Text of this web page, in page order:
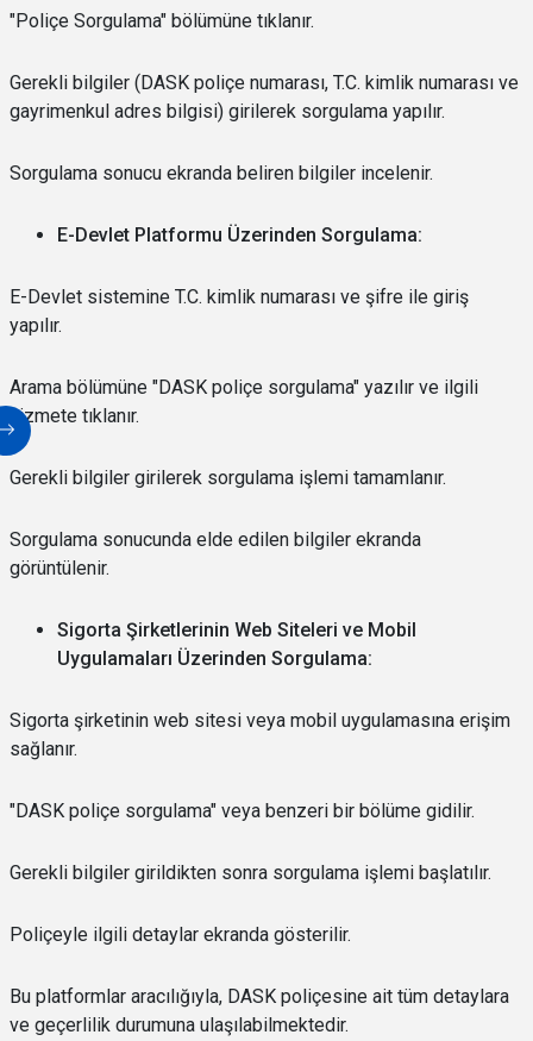
"Poliçe Sorgulama" bölümüne tıklanır.
Gerekli bilgiler (DASK poliçe numarası, T.C. kimlik numarası ve
gayrimenkul adres bilgisi) girilerek sorgulama yapılır.
Sorgulama sonucu ekranda beliren bilgiler incelenir.
E-Devlet Platformu Üzerinden Sorgulama:
E-Devlet sistemine T.C. kimlik numarası ve şifre ile giriş
yapılır.
Arama bölümüne "DASK poliçe sorgulama" yazılır ve ilgili
hizmete tıklanır.
Gerekli bilgiler girilerek sorgulama işlemi tamamlanır.
Sorgulama sonucunda elde edilen bilgiler ekranda
görüntülenir.
Sigorta Şirketlerinin Web Siteleri ve Mobil
Uygulamaları Üzerinden Sorgulama:
Sigorta şirketinin web sitesi veya mobil uygulamasına erişim
sağlanır.
"DASK poliçe sorgulama" veya benzeri bir bölüme gidilir.
Gerekli bilgiler girildikten sonra sorgulama işlemi başlatılır.
Poliçeyle ilgili detaylar ekranda gösterilir.
Bu platformlar aracılığıyla, DASK poliçesine ait tüm detaylara
ve geçerlilik durumuna ulaşılabilmektedir.